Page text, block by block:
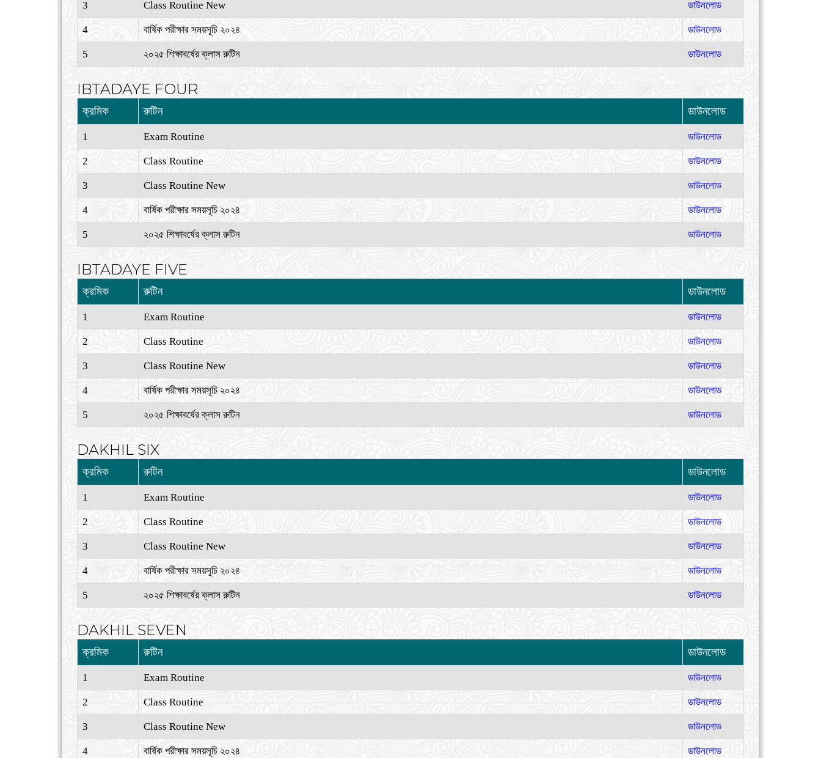
3 Class Routine New ডাউনলোড
4 বার্ষিক পরীক্ষার সময়সূচি ২০২৪ ডাউনলোড
5 ২০২৫ শিক্ষাবর্ষের ক্লাস রুটিন ডাউনলোড
IBTADAYE FOUR
ক্রমিক রুটিন ডাউনলোড
1 Exam Routine ডাউনলোড
2 Class Routine ডাউনলোড
3 Class Routine New ডাউনলোড
4 বার্ষিক পরীক্ষার সময়সূচি ২০২৪ ডাউনলোড
5 ২০২৫ শিক্ষাবর্ষের ক্লাস রুটিন ডাউনলোড
IBTADAYE FIVE
ক্রমিক রুটিন ডাউনলোড
1 Exam Routine ডাউনলোড
2 Class Routine ডাউনলোড
3 Class Routine New ডাউনলোড
4 বার্ষিক পরীক্ষার সময়সূচি ২০২৪ ডাউনলোড
5 ২০২৫ শিক্ষাবর্ষের ক্লাস রুটিন ডাউনলোড
DAKHIL SIX
ক্রমিক রুটিন ডাউনলোড
1 Exam Routine ডাউনলোড
2 Class Routine ডাউনলোড
3 Class Routine New ডাউনলোড
4 বার্ষিক পরীক্ষার সময়সূচি ২০২৪ ডাউনলোড
5 ২০২৫ শিক্ষাবর্ষের ক্লাস রুটিন ডাউনলোড
DAKHIL SEVEN
ক্রমিক রুটিন ডাউনলোড
1 Exam Routine ডাউনলোড
2 Class Routine ডাউনলোড
3 Class Routine New ডাউনলোড
4 বার্ষিক পরীক্ষার সময়সূচি ২০২৪ ডাউনলোড